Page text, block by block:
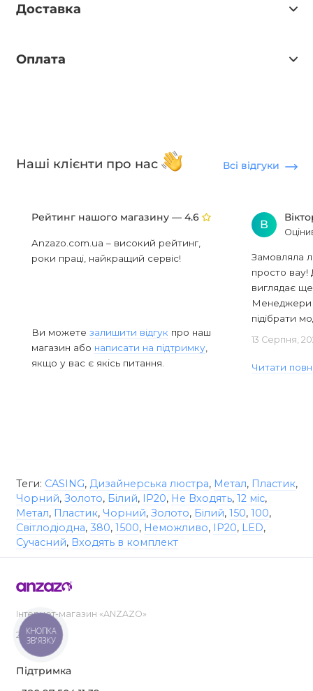
Доставка
Оплата
Наші клієнти про нас Всі відгуки
Рейтинг нашого магазину — 4.6
Anzazo.com.ua – високий рейтинг,
роки праці, найкращий сервіс!
Ви можете залишити відгук про наш
магазин або написати на підтримку
якщо у вас є якісь питання.
В
Замовляла
просто вау!
виглядає
Менеджери
підібрати
13 Серпня,
Читати
Теги: CASING, Дизайнерська люстра, Метал, Пластик,
Чорний, Золото, Білий, IP20, Не Входять, 12 міс,
Метал, Пластик, Чорний, Золото, Білий, 150, 100,
Світлодіодна, 380, 1500, Неможливо, IP20, LED,
Сучасний, Входять в комплект
Інтернет-магазин «ANZAZO»
2019-2026
Підтримка
КНОПКА
ЗВ'ЯЗКУ